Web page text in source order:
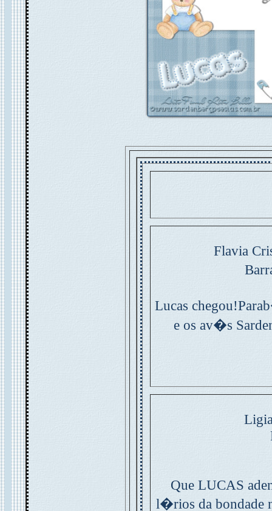
Flavia
Lucas
e os av�s
Que LUCAS
l�rios da bondade